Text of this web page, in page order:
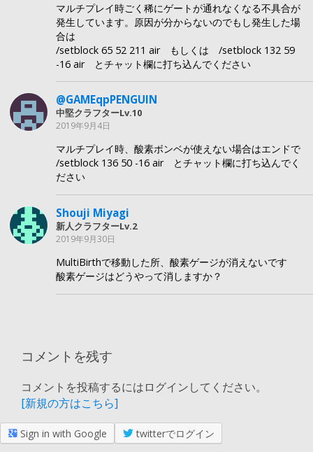
マルチプレイ時ごく稀にゲートが通れなくなる不具合が
発生しています。原因が分からないのでもし発生した場
合は
/setblock 65 52 211 air もしくは /setblock 132 59
-16 air とチャット欄に打ち込んでください
@GAMEqpPENGUIN
中堅クラフターLv.10
2019年9月4日
マルチプレイ時、酸素ボンベが使えない場合はエンドで
/setblock 136 50 -16 air とチャット欄に打ち込んでく
ださい
Shouji Miyagi
新人クラフターLv.2
2019年9月30日
MultiBirthで移動した所、酸素ゲージが消えないです
酸素ゲージはどうやって消しますか？
コメントを残す
コメントを投稿するにはログインしてください。
[新規の方はこちら]
Sign in with Google twitterでログイン